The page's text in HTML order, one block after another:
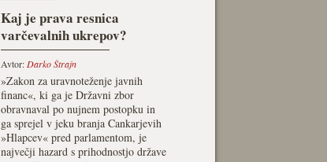
Kaj je prava resnica
varčevalnih ukrepov?
Avtor: Darko Štrajn
»Zakon za uravnoteženje javnih
financ«, ki ga je Državni zbor
obravnaval po nujnem postopku in
ga sprejel v jeku branja Cankarjevih
»Hlapcev« pred parlamentom, je
največji hazard s prihodnostjo države